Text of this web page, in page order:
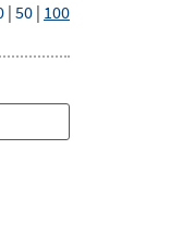
| 50 | 100